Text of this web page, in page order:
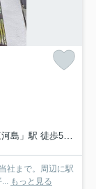
島」駅 徒歩5分
社まで。周辺に駅
もっと見る